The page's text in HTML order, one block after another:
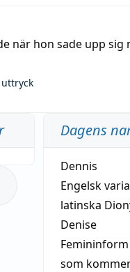
när hon sade upp
Dagens
Dennis
Engelsk
latinska
Denise
som